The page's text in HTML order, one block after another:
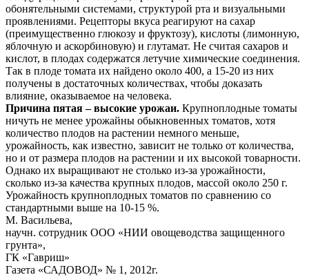
обонятельными системами, структурой рта и визуальными
проявлениями. Рецепторы вкуса реагируют на сахар
(преимущественно глюкозу и фруктозу), кислоты (лимонную,
яблочную и аскорбиновую) и глутамат. Не считая сахаров и
кислот, в плодах содержатся летучие химические соединения.
Так в плоде томата их найдено около 400, а 15-20 из них
получены в достаточных количествах, чтобы доказать
влияние, оказываемое на человека.
Причина пятая – высокие урожаи. Крупноплодные томаты
ничуть не менее урожайны обыкновенных томатов, хотя
количество плодов на растении немного меньше,
урожайность, как известно, зависит не только от количества,
но и от размера плодов на растении и их высокой товарности.
Однако их выращивают не столько из-за урожайности,
сколько из-за качества крупных плодов, массой около 250 г.
Урожайность крупноплодных томатов по сравнению со
стандартными выше на 10-15 %.
М. Васильева,
научн. сотрудник ООО «НИИ овощеводства защищенного
грунта»,
ГК «Гавриш»
Газета «САДОВОД» № 1, 2012г.